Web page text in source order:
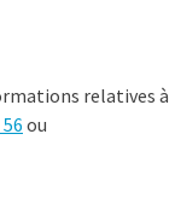
relatives à
ou